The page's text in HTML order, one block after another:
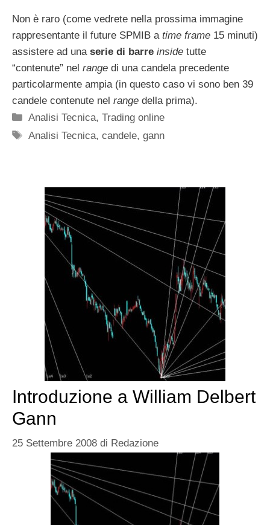
Non è raro (come vedrete nella prossima immagine
rappresentante il future SPMIB a time frame 15 minuti)
assistere ad una serie di barre inside tutte
“contenute” nel range di una candela precedente
particolarmente ampia (in questo caso vi sono ben 39
candele contenute nel range della prima).
Categorie
Analisi Tecnica,Trading online
Tag
Analisi Tecnica,candele,gann
Introduzione a William Delbert
Gann
25 Settembre 2008 di Redazione